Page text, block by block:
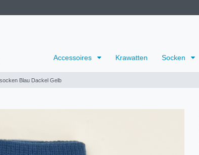
Accessoires Krawatten Socken
Blau Dackel Gelb